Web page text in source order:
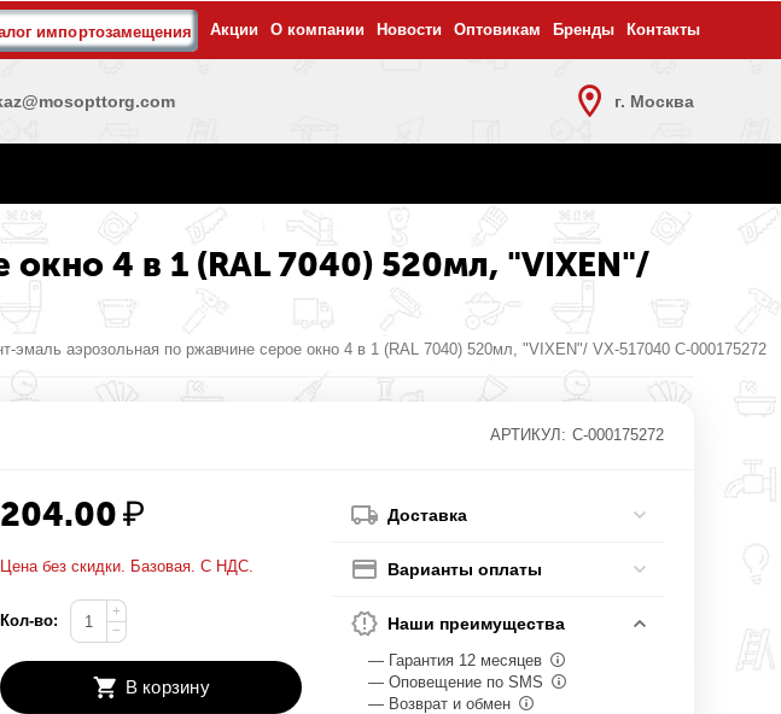
импортозамещения Акции О компании Новости Оптовикам Бренды Контакты
г. Москва
4 в 1 (RAL 7040) 520мл, "VIXEN"/
эмаль аэрозольная по ржавчине серое окно 4 в 1 (RAL 7040) 520мл, "VIXEN"/ VX-517040 С-000175272
АРТИКУЛ: С-000175272
204.00₽
Цена без скидки. Базовая. С НДС.
Кол-во:
+
−
В корзину
Доставка
Варианты оплаты
Наши преимущества
— Гарантия 12 месяцев
— Оповещение по SMS
— Возврат и обмен